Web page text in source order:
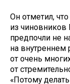
Он отметил,
из
предпочли не
на внутреннем
от очень
от
«Потому